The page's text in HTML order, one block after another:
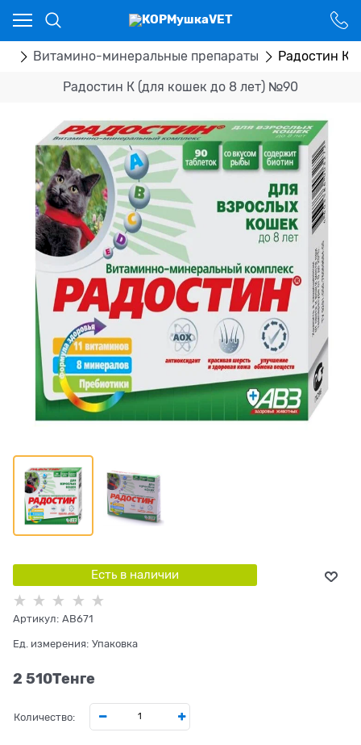
Витамино-минеральные препараты Радостин К
Радостин К (для кошек до 8 лет) №90
Есть в наличии
Артикул: AB671
Ед. измерения: Упаковка
2 510Tенге
Количество:
Ваш город - Костанай,
угадали?